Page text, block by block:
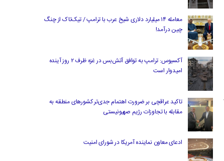
معامله ۱۴ میلیارد دلاری شیخ عرب با ترامپ / تیک‌تاک از چنگ
چین درآمد!
آکسیوس: ترامپ به توافق آتش‌بس در غزه ظرف ۲ روز آینده
امیدوار است
تاکید عراقچی بر ضرورت اهتمام جدی‌تر کشورهای منطقه به
مقابله با تجاوزات رژیم صهیونیستی
ادعای معاون نماینده آمریکا در شورای امنیت